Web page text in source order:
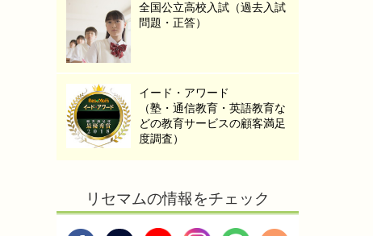
全国公立高校入試（過去入試
問題・正答）
イード・アワード
（塾・通信教育・英語教育な
どの教育サービスの顧客満足
度調査）
リセマムの情報をチェック